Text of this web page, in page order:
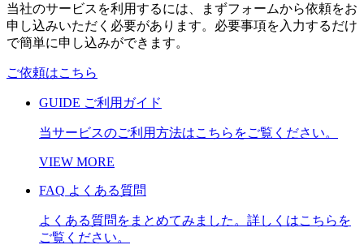
当社のサービスを利用するには、まずフォームから依頼をお
申し込みいただく必要があります。必要事項を入力するだけ
で簡単に申し込みができます。
ご依頼はこちら
GUIDE ご利用ガイド
当サービスのご利用方法はこちらをご覧ください。
VIEW MORE
FAQ よくある質問
よくある質問をまとめてみました。詳しくはこちらを
ご覧ください。